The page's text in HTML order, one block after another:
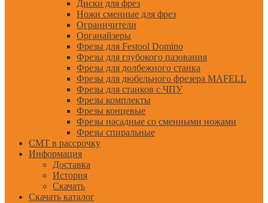
Диски для фрез
Ножи сменные для фрез
Ограничители
Органайзеры
Фрезы для Festool Domino
Фрезы для глубокого пазования
Фрезы для долбежного станка
Фрезы для дюбельного фрезера MAFELL
Фрезы для станков с ЧПУ
Фрезы комплекты
Фрезы концевые
Фрезы насадные со сменными ножами
Фрезы спиральные
CMT в рассрочку
Информация
Доставка
История
Скачать
Скачать каталог